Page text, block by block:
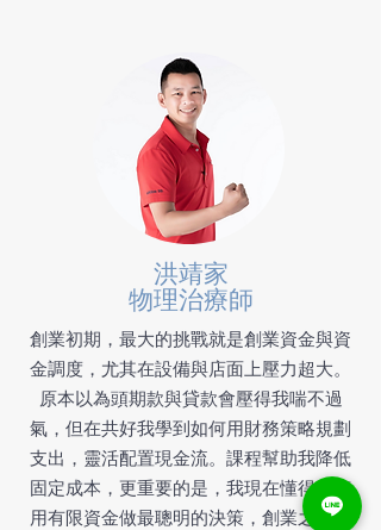
洪靖家
物理治療師
創業初期，最大的挑戰就是創業資金與資
金調度，尤其在設備與店面上壓力超大。
原本以為頭期款與貸款會壓得我喘不過
氣，但在共好我學到如何用財務策略規劃
支出，靈活配置現金流。課程幫助我降低
固定成本，更重要的是，我現在懂得如何
用有限資金做最聰明的決策，創業之路也